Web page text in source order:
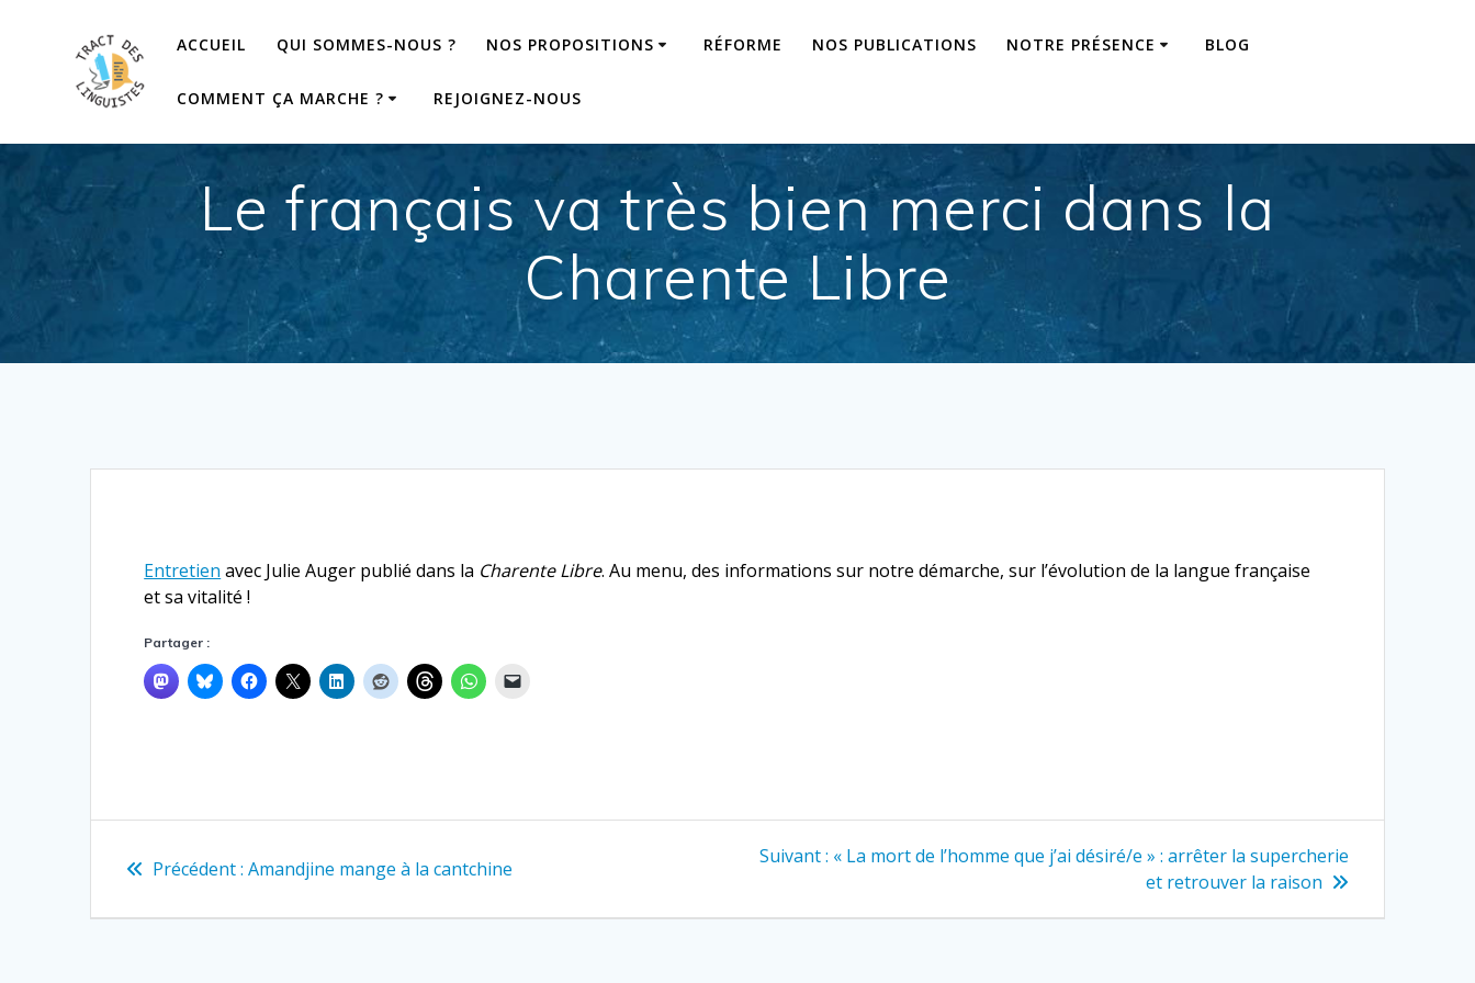
ACCUEIL QUI SOMMES-NOUS ? NOS PROPOSITIONS RÉFORME NOS PUBLICATIONS NOTRE PRÉSENCE BLOG
COMMENT ÇA MARCHE ? REJOIGNEZ-NOUS
Le français va très bien merci dans la
Charente Libre
Entretien avec Julie Auger publié dans la Charente Libre. Au menu, des informations sur notre démarche, sur l’évolution de la langue française
et sa vitalité !
Partager :
Précédent : Article
:
Amandjine mange à la cantchine
Suivant : Article
« La mort de l’homme que j’ai désiré/e » : arrêter la supercherie
et retrouver la raison